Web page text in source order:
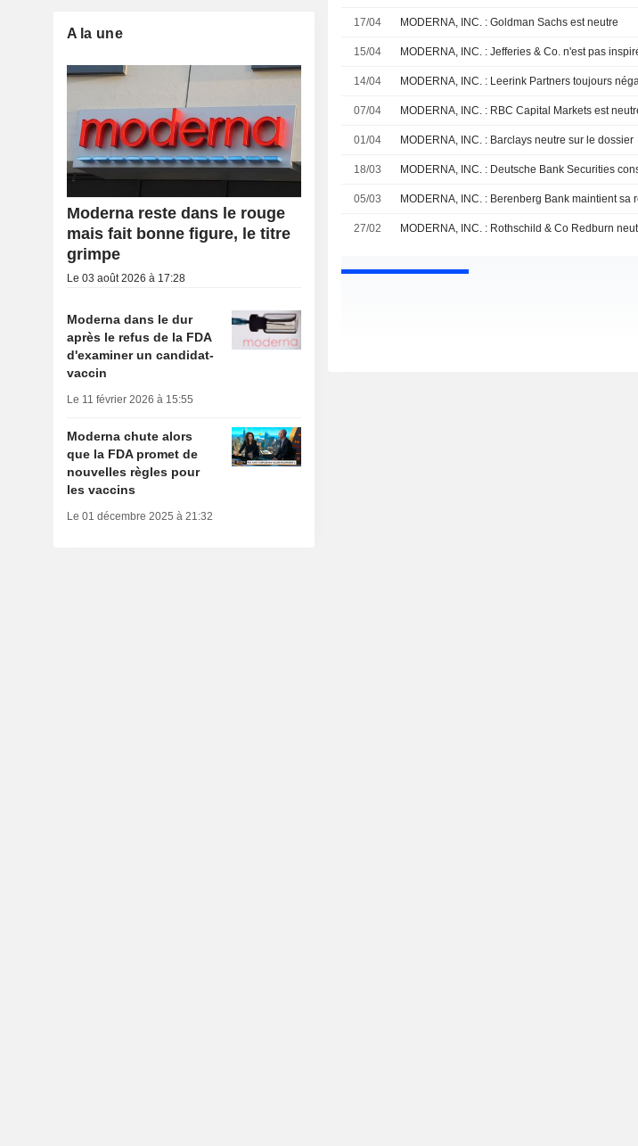
17/04 MODERNA, INC. : Goldman Sachs est neutre
15/04 MODERNA, INC. : Jefferies & Co. n'est pas
14/04 MODERNA, INC. : Leerink Partners toujours
07/04 MODERNA, INC. : RBC Capital Markets est
01/04 MODERNA, INC. : Barclays neutre sur le dossier
18/03 MODERNA, INC. : Deutsche Bank Securities
05/03 MODERNA, INC. : Berenberg Bank maintient sa
27/02 MODERNA, INC. : Rothschild & Co Redburn
A la une
Moderna reste dans le rouge
mais fait bonne figure, le titre
grimpe
Le 03 août 2026 à 17:28
Moderna dans le dur
après le refus de la FDA
d'examiner un candidat-
vaccin
Le 11 février 2026 à 15:55
Moderna chute alors
que la FDA promet de
nouvelles règles pour
les vaccins
Le 01 décembre 2025 à 21:32